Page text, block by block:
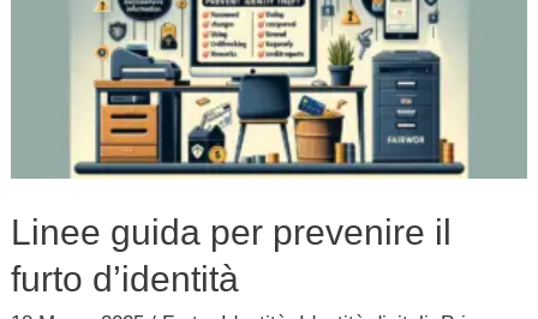
Linee guida per prevenire il
furto d’identità
prevenire